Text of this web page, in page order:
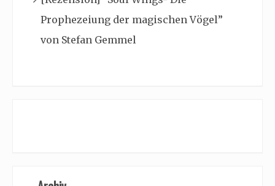
Prophezeiung der magischen Vögel”
von Stefan Gemmel